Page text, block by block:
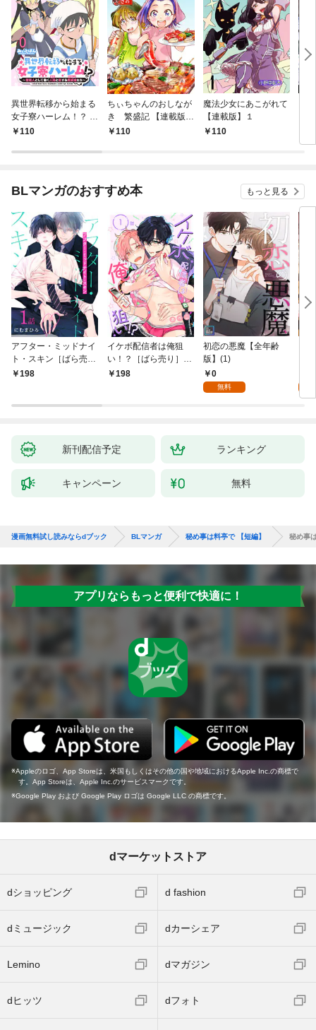
異世界転移から始まる
女子寮ハーレム！？ ～
管理人として働く人間
【連載版】０
110
ちぃちゃんのおしなが
き 繁盛記 【連載版】
１110
魔法少女にあこがれて
【連載版】１
110
BLマンガのおすすめ本 もっと見る
アフター・ミッドナイ
ト・スキン［ばら売
り］ 第1話
198
イケボ配信者は俺狙
い！？［ばら売り］
第1話
198
初恋の悪魔【全年齢
版】(1)
0
無料
新刊配信予定 ランキング
キャンペーン 無料
漫画無料試し読みならdブック BLマンガ 秘め事は料亭で 【短編】 秘め事
アプリならもっと便利で快適に！
Appleのロゴ、App Storeは、米国もしくはその他の国や地域におけるApple Inc.の商標で
す。App Storeは、Apple Inc.のサービスマークです。
Google Play および Google Play ロゴは Google LLC の商標です。
dマーケットストア
dショッピング d fashion
dミュージック dカーシェア
Lemino dマガジン
dヒッツ dフォト